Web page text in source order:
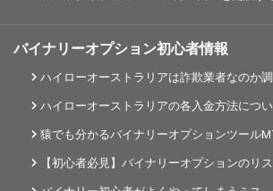
バイナリーオプション初心者情報
ハイローオーストラリアは詐欺業者なのか
ハイローオーストラリアの各入金方法につ
猿でも分かるバイナリーオプションツール
【初心者必見】バイナリーオプションのリ